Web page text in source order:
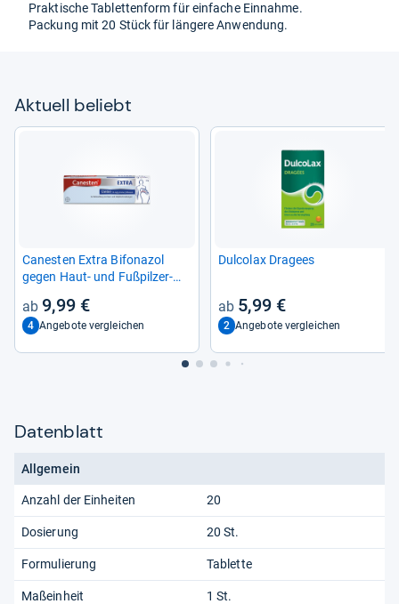
Prak­ti­sche Tablet­ten­form für ein­fa­che Ein­nahme.
Packung mit 20 Stück für län­gere Anwen­dung.
Aktu­ell beliebt
Canes­ten Extra Bifona­zol
gegen Haut-​ und Fuß­pil­zer­
9,99 €
4 Angebote vergleichen
Dul­co­lax Dra­gees
5,99 €
2 Angebote vergleichen
Datenblatt
Allgemein
Anzahl der Einheiten 20
Dosierung 20 St.
Formulierung Tablette
Maßeinheit 1 St.